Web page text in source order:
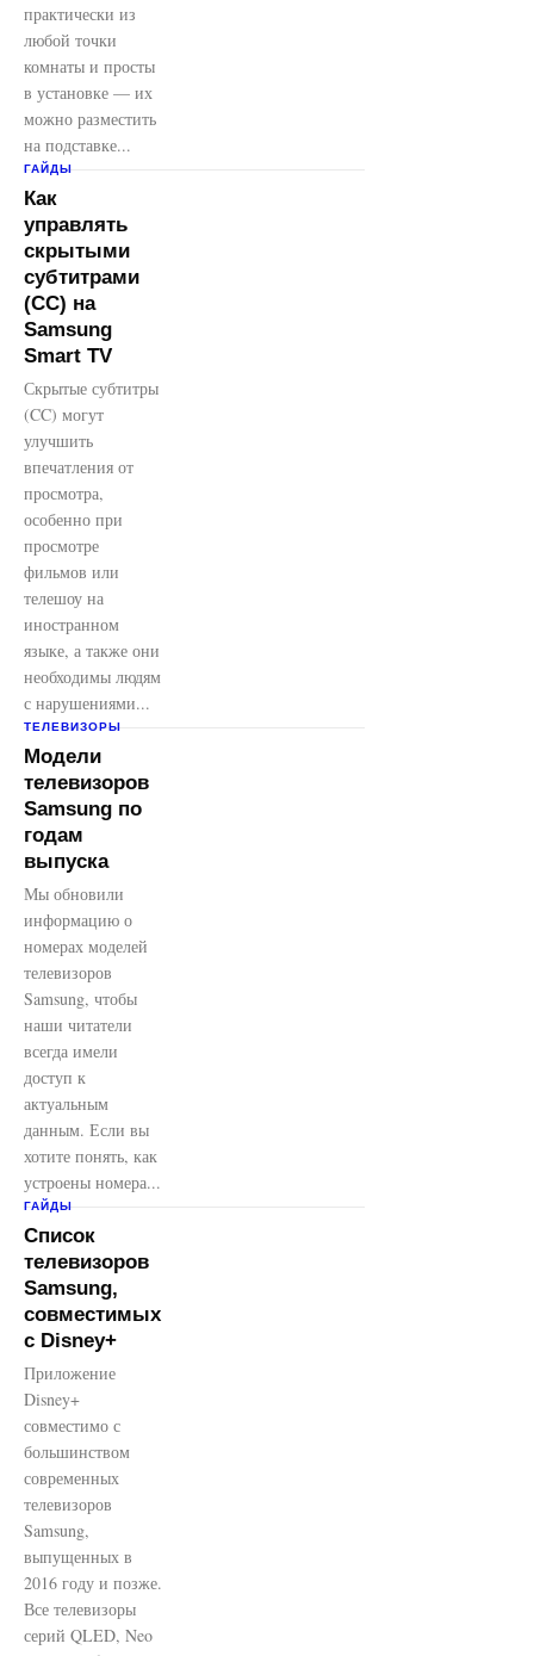
практически из
любой точки
комнаты и просты
в установке — их
можно разместить
на подставке...
ГАЙДЫ
Как
управлять
скрытыми
субтитрами
(CC) на
Samsung
Smart TV
Скрытые субтитры
(CC) могут
улучшить
впечатления от
просмотра,
особенно при
просмотре
фильмов или
телешоу на
иностранном
языке, а также они
необходимы людям
с нарушениями...
ТЕЛЕВИЗОРЫ
Модели
телевизоров
Samsung по
годам
выпуска
Мы обновили
информацию о
номерах моделей
телевизоров
Samsung, чтобы
наши читатели
всегда имели
доступ к
актуальным
данным. Если вы
хотите понять, как
устроены номера...
ГАЙДЫ
Список
телевизоров
Samsung,
совместимых
с Disney+
Приложение
Disney+
совместимо с
большинством
современных
телевизоров
Samsung,
выпущенных в
2016 году и позже.
Все телевизоры
серий QLED, Neo